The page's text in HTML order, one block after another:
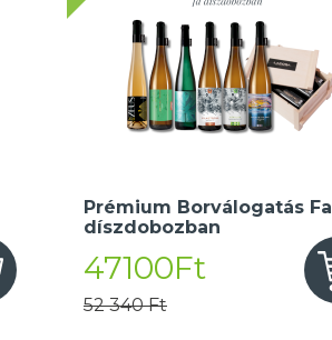
Prémium Borválogatás Fa
díszdobozban
47100Ft
52 340 Ft